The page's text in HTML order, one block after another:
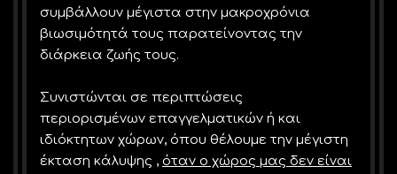
συμβάλλουν μέγιστα στην μακροχρόνια
βιωσιμότητά τους παρατείνοντας την
διάρκεια ζωής τους.
Συνιστώνται σε περιπτώσεις
περιορισμένων επαγγελματικών ή και
ιδιόκτητων χώρων, όπου θέλουμε την μέγιστη
έκταση κάλυψης , όταν ο χώρος μας δεν είναι